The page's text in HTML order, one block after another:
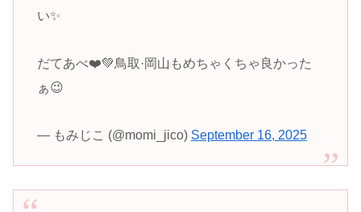
い✨
だてあべ❤️💚鳥取·岡山もめちゃくちゃ良かった
ぁ😉
— もみじこ (@momi_jico) September 16, 2025